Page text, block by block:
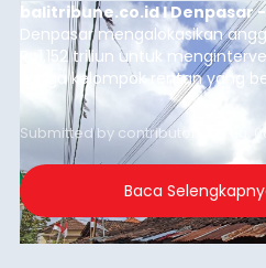
balitribune.co.id I Denpasar -
Denpasar mengalokasikan
Rp1,152 triliun untuk
warga kelompok rentan yang
garis kemiskinan. Langkah
guna menjaga masyarakat
kelompok desil 5 dan 6 tersebut
merosot ke kategori miskin.
Submitted by contributor Thu,
Baca